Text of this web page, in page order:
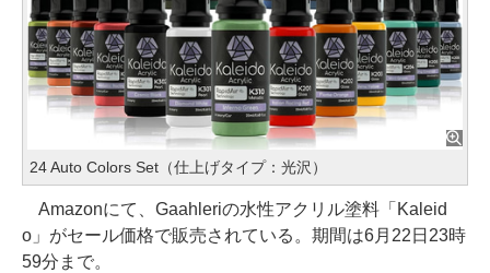
24 Auto Colors Set（仕上げタイプ：光沢）
Amazonにて、Gaahleriの水性アクリル塗料「Kaleid
o」がセール価格で販売されている。期間は6月22日23時
59分まで。